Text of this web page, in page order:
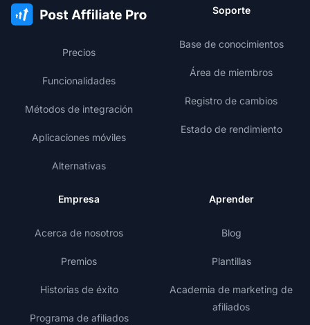
Precios
Funcionalidades
Métodos de integración
Aplicaciones móviles
Alternativas
Soporte
Base de conocimientos
Área de miembros
Registro de cambios
Estado de rendimiento
Empresa
Acerca de nosotros
Premios
Historias de éxito
Programa de afiliados
Aprender
Blog
Plantillas
Academia de marketing de
afiliados